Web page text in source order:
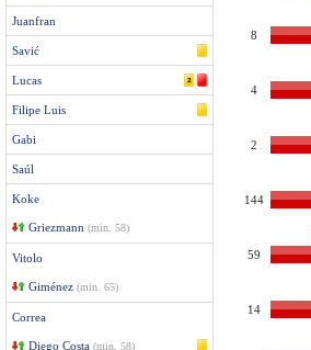
Juanfran
Savić
Lucas
Filipe Luis
Gabi
Saúl
Koke
Griezmann (min. 58)
Vitolo
Giménez (min. 65)
Correa
Diego Costa (min. 58)
8
4
2
144
59
14